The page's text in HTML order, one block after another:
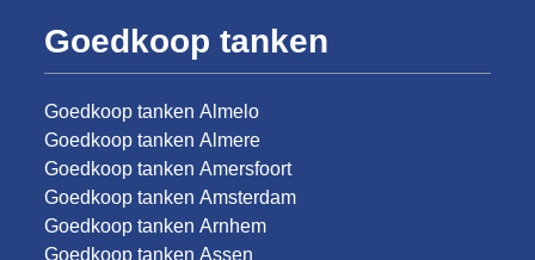
Goedkoop tanken
Goedkoop tanken Almelo
Goedkoop tanken Almere
Goedkoop tanken Amersfoort
Goedkoop tanken Amsterdam
Goedkoop tanken Arnhem
Goedkoop tanken Assen